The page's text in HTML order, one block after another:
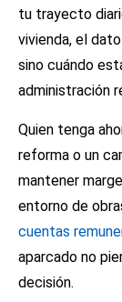
tu trayecto
vivienda, el
sino cuándo
administración
Quien tenga
reforma o un
mantener
entorno de
cuentas
aparcado no
decisión.